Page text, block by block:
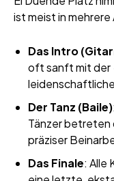
ist meist in
Das Intro
oft sanft mit der
Der Tanz (Baile)
Tänzer betreten
präziser
Das Finale: Alle